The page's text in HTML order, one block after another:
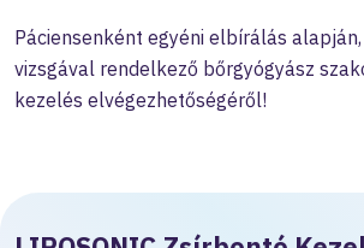
Páciensenként egyéni elbírálás alapján,
vizsgával rendelkező bőrgyógyász
kezelés elvégezhetőségéről!